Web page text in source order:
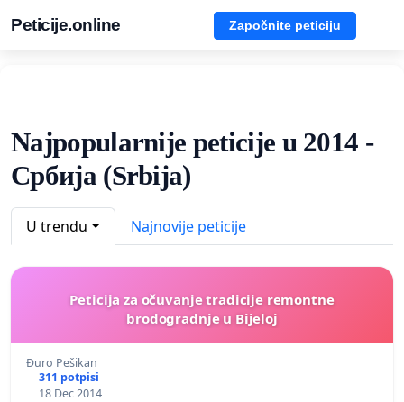
Peticije.online Započnite peticiju
Najpopularnije peticije u 2014 -
Србија (Srbija)
U trendu Najnovije peticije
Peticija za očuvanje tradicije remontne
brodogradnje u Bijeloj
Đuro Pešikan
311 potpisi
18 Dec 2014